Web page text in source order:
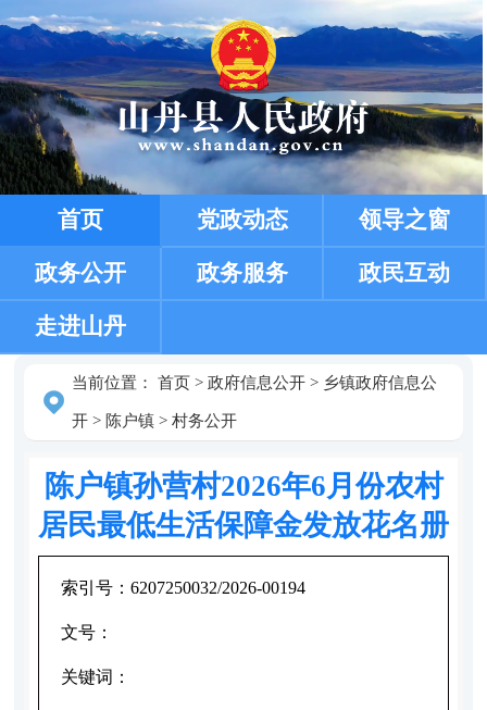
首页 党政动态 领导之窗
政务公开 政务服务 政民互动
走进山丹
当前位置： 首页> 政府信息公开> 乡镇政府信息公
开> 陈户镇> 村务公开
陈户镇孙营村2026年6月份农村
居民最低生活保障金发放花名册
索引号： 6207250032/2026-00194
文号：
关键词：